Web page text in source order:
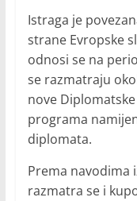
Istraga je
strane Evropske
odnosi se na
se razmatraju
nove
programa
diplomata.
Prema navodima
razmatra se i